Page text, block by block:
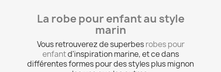
La robe pour enfant au style
marin
Vous retrouverez de superbesrobes pour
enfantd'inspiration marine, et ce dans
différentes formes pour des styles plus mignon